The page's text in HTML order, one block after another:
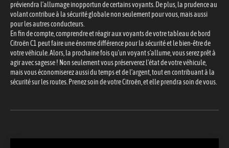
préviendra l’allumage inopportun de certains voyants. De plus, la prudence au
volant contribue à la sécurité globale non seulement pour vous, mais aussi
pour les autres conducteurs.
En fin de compte, comprendre et réagir aux voyants de votre tableau de bord
Citroën C1 peut faire une énorme différence pour la sécurité et le bien-être de
votre véhicule. Alors, la prochaine fois qu’un voyant s’allume, vous serez prêt à
agir avec sagesse ! Non seulement vous préserverez l’état de votre véhicule,
mais vous économiserez aussi du temps et de l’argent, tout en contribuant à la
sécurité sur les routes. Prenez soin de votre Citroën, et elle prendra soin de vous.